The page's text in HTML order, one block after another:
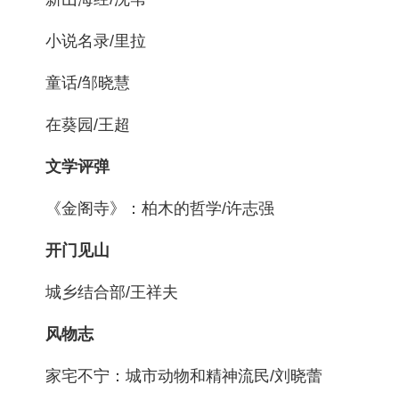
小说名录/里拉
童话/邹晓慧
在葵园/王超
文学评弹
《金阁寺》：柏木的哲学/许志强
开门见山
城乡结合部/王祥夫
风物志
家宅不宁：城市动物和精神流民/刘晓蕾